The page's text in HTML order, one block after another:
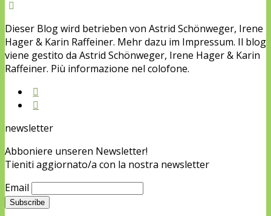
Dieser Blog wird betrieben von Astrid Schönweger, Irene
Hager & Karin Raffeiner. Mehr dazu im Impressum. Il blog
viene gestito da Astrid Schönweger, Irene Hager & Karin
Raffeiner. Più informazione nel colofone.
newsletter
Abboniere unseren Newsletter!
Tieniti aggiornato/a con la nostra newsletter
Email